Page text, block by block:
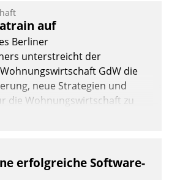
bei
auf
Berliner
unterstreicht der
GdW die
neue Strategien und
die Wohnungswirtschaft zu
erfolgreiche Software-